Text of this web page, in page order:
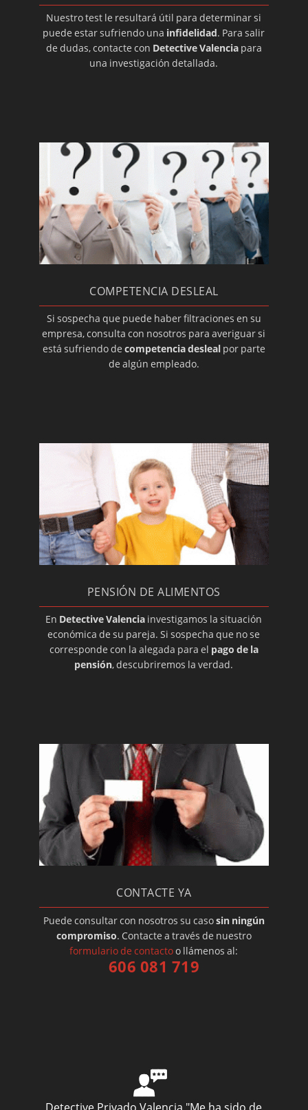
Detectives privados: adicciones
Control de actividades de los hijos
Detectives: informes sobre paternidad
fingidas
Control de comerciales y representantes
Detectives: informes sobre transporte de
mercancías
Hurtos internos en la empresa
Detectives: falsas lesiones
No ocupación de la vivienda
Investigaciones inmobiliarias
Montaje de circuitos cerrados de TV
Detectives: autenticidad de firmas
Investigación privada para particulares
Investigar casos de competencia desleal
¿Por qué contratar a un detective privado?
Divorcio contencioso: investigadores
privados
Investigadores en Valencia
Profesión del detective privado
Que es un convenio regulador.
Nuestro test le resultará útil para determinar si
puede estar sufriendo una infidelidad. Para salir
de dudas, contacte con Detective Valenciapara
una investigación detallada.
COMPETENCIA DESLEAL
Si sospecha que puede haber filtraciones en su
empresa, consulta con nosotros para averiguar si
está sufriendo de competencia deslealpor parte
de algún empleado.
PENSIÓN DE ALIMENTOS
En Detective Valencia investigamos la situación
económica de su pareja. Si sospecha que no se
corresponde con la alegada para el pago de la
pensión, descubriremos la verdad.
CONTACTE YA
Puede consultar con nosotros su casosin ningún
compromiso. Contacte a través de nuestro
formulario de contactoo llámenos al:
606 081 719
Detective Privado Valencia "Me ha sido de